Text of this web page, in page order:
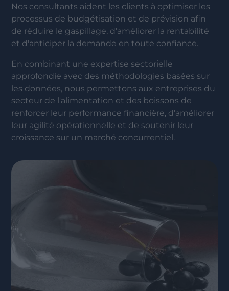
Nos consultants aident les clients à optimiser les
processus de budgétisation et de prévision afin
de réduire le gaspillage, d'améliorer la rentabilité
et d'anticiper la demande en toute confiance.
En combinant une expertise sectorielle
approfondie avec des méthodologies basées sur
les données, nous permettons aux entreprises du
secteur de l'alimentation et des boissons de
renforcer leur performance financière, d'améliorer
leur agilité opérationnelle et de soutenir leur
croissance sur un marché concurrentiel.